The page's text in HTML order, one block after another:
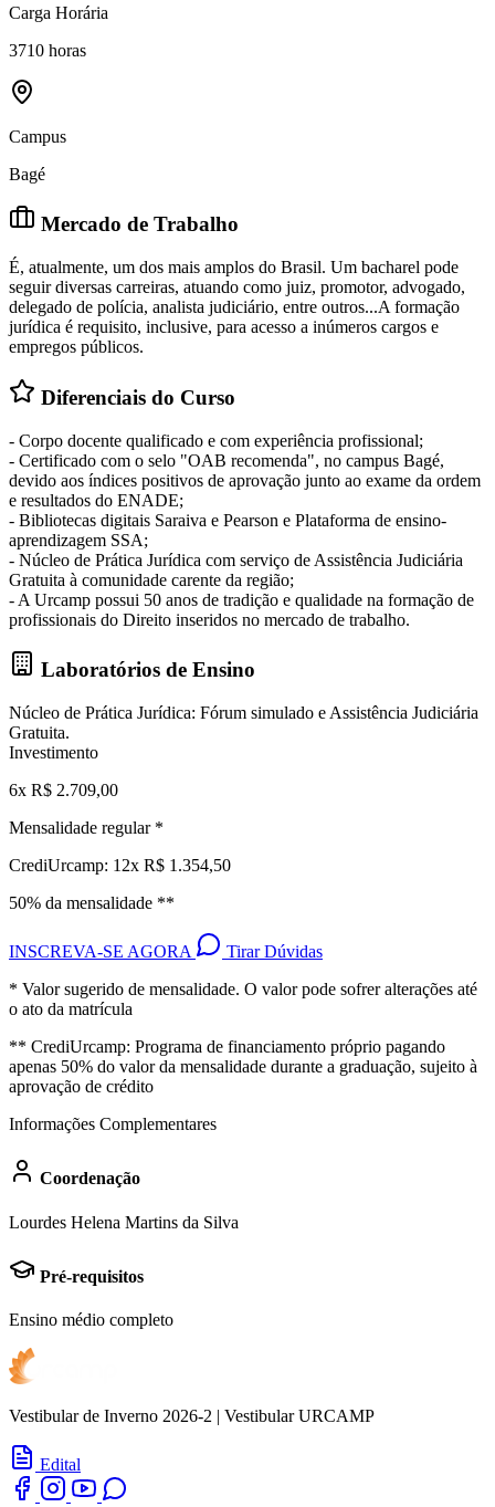
Carga Horária
3710 horas
Campus
Bagé
Mercado de Trabalho
É, atualmente, um dos mais amplos do Brasil. Um bacharel pode
seguir diversas carreiras, atuando como juiz, promotor, advogado,
delegado de polícia, analista judiciário, entre outros...A formação
jurídica é requisito, inclusive, para acesso a inúmeros cargos e
empregos públicos.
Diferenciais do Curso
- Corpo docente qualificado e com experiência profissional;
- Certificado com o selo "OAB recomenda", no campus Bagé,
devido aos índices positivos de aprovação junto ao exame da ordem
e resultados do ENADE;
- Bibliotecas digitais Saraiva e Pearson e Plataforma de ensino-
aprendizagem SSA;
- Núcleo de Prática Jurídica com serviço de Assistência Judiciária
Gratuita à comunidade carente da região;
- A Urcamp possui 50 anos de tradição e qualidade na formação de
profissionais do Direito inseridos no mercado de trabalho.
Laboratórios de Ensino
Núcleo de Prática Jurídica: Fórum simulado e Assistência Judiciária
Gratuita.
Investimento
6x R$ 2.709,00
Mensalidade regular *
CrediUrcamp: 12x R$ 1.354,50
50% da mensalidade **
INSCREVA-SE AGORA
Tirar Dúvidas
* Valor sugerido de mensalidade. O valor pode sofrer alterações até
o ato da matrícula
** CrediUrcamp: Programa de financiamento próprio pagando
apenas 50% do valor da mensalidade durante a graduação, sujeito à
aprovação de crédito
Informações Complementares
Coordenação
Lourdes Helena Martins da Silva
Pré-requisitos
Ensino médio completo
Vestibular de Inverno 2026-2 | Vestibular URCAMP
Edital